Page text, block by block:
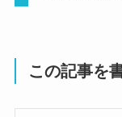
この記事を